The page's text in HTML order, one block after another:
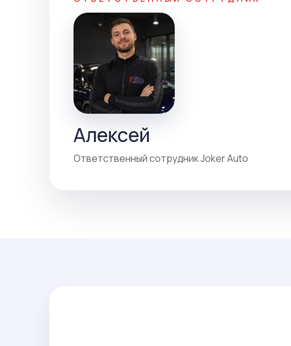
Алексей
Ответственный сотрудник Joker Auto